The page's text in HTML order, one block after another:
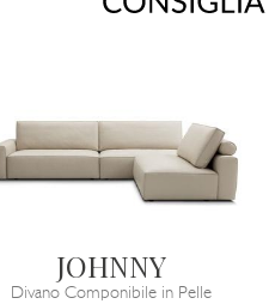
JOHNNY
Divano Componibile in Pelle